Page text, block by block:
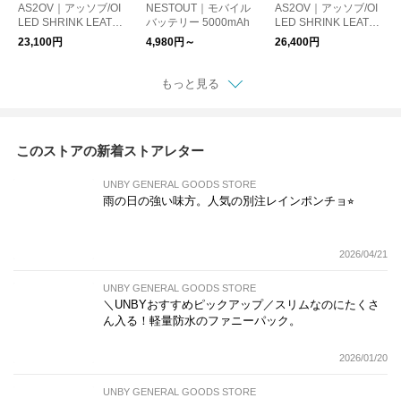
AS2OV｜アッソブ/OI
LED SHRINK LEATH
ER COMPACT WALL
ET / コンパクトウォレ
23,100円
NESTOUT｜モバイル
バッテリー 5000mAh
4,980円～
AS2OV｜アッソブ/OI
LED SHRINK LEATH
ER SHORT WALLET /
折財布
26,400円
もっと見る
このストアの新着ストアレター
UNBY GENERAL GOODS STORE
雨の日の強い味方。人気の別注レインポンチョ⭐︎
2026/04/21
UNBY GENERAL GOODS STORE
＼UNBYおすすめピックアップ／スリムなのにたくさ
ん入る！軽量防水のファニーパック。
2026/01/20
UNBY GENERAL GOODS STORE